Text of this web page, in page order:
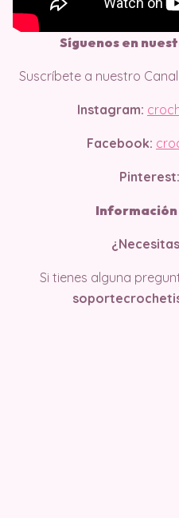
Síguenos en
Suscríbete a nuestro Canal
Instagram:
Facebook:
Pinterest:
Si tienes alguna